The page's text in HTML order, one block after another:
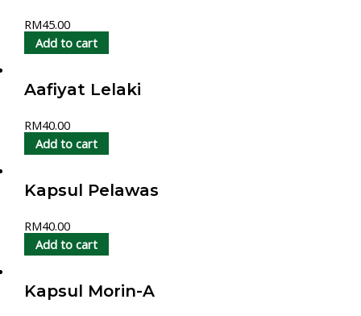
RM45.00
Add to cart
Aafiyat Lelaki
RM40.00
Add to cart
Kapsul Pelawas
RM40.00
Add to cart
Kapsul Morin-A